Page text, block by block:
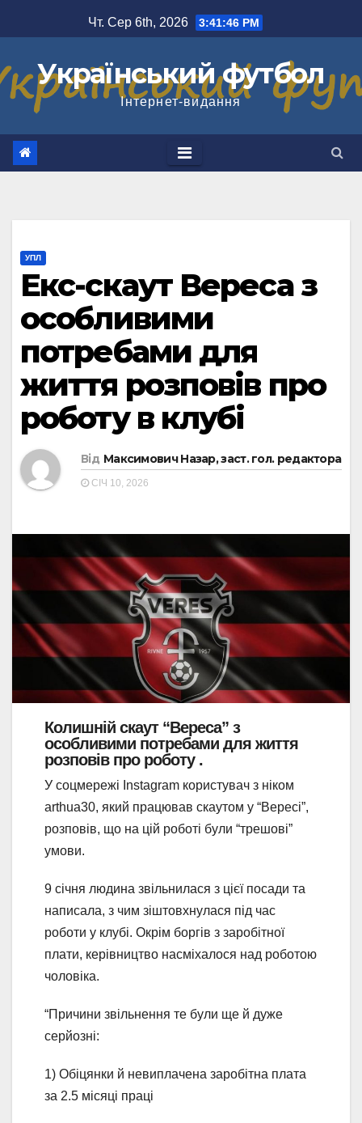
до
Чт. Сер 6th, 2026 3:41:47 PM
Український футбол
Інтернет-видання
УПЛ
Екс-скаут Вереса з
особливими
потребами для
життя розповів про
роботу в клубі
Від Максимович Назар, заст. гол. редактора
СІЧ 10, 2026
Колишній скаут “Вереса” з
особливими потребами для життя
розповів про роботу .
У соцмережі Instagram користувач з ніком
arthua30, який працював скаутом у “Вересі”,
розповів, що на цій роботі були “трешові”
умови.
9 січня людина звільнилася з цієї посади та
написала, з чим зіштовхнулася під час
роботи у клубі. Окрім боргів з заробітної
плати, керівництво насміхалося над роботою
чоловіка.
“Причини звільнення те були ще й дуже
серйозні:
1) Обіцянки й невиплачена заробітна плата
за 2.5 місяці праці